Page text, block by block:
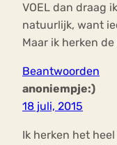
VOEL dan draag
natuurlijk, want
Maar ik herken
Beantwoorden
anoniempje:)
18 juli, 2015
Ik herken het